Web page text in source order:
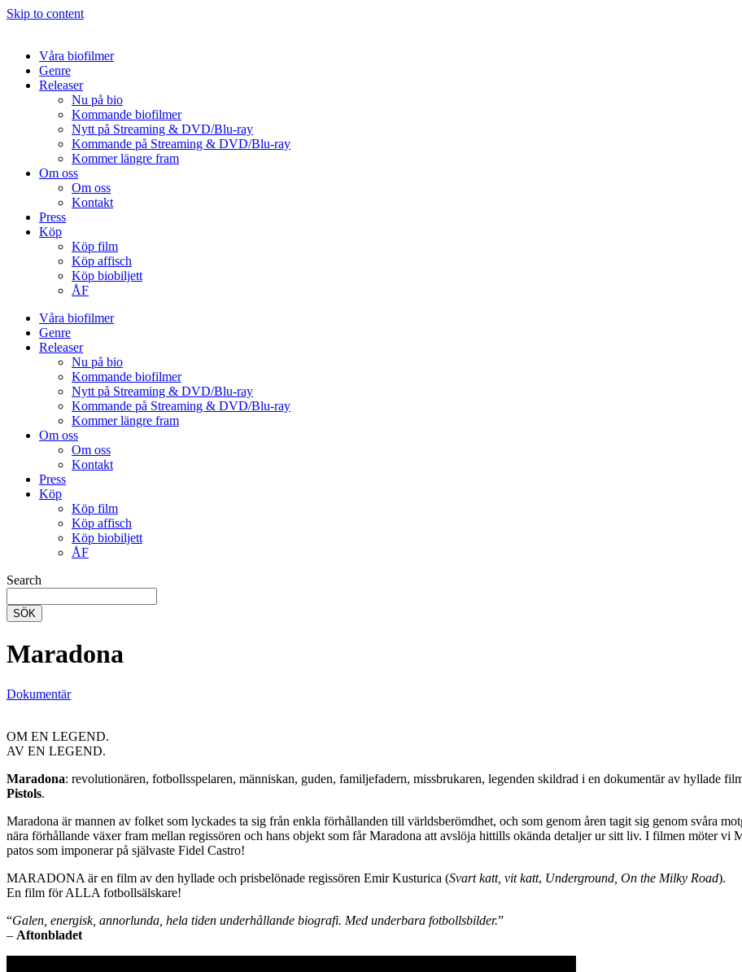
Skip to content
Våra biofilmer
Genre
Releaser
Nu på bio
Kommande biofilmer
Nytt på Streaming & DVD/Blu-ray
Kommande på Streaming & DVD/Blu-ray
Kommer längre fram
Om oss
Om oss
Kontakt
Press
Köp
Köp film
Köp affisch
Köp biobiljett
ÅF
Våra biofilmer
Genre
Releaser
Nu på bio
Kommande biofilmer
Nytt på Streaming & DVD/Blu-ray
Kommande på Streaming & DVD/Blu-ray
Kommer längre fram
Om oss
Om oss
Kontakt
Press
Köp
Köp film
Köp affisch
Köp biobiljett
ÅF
Search
SÖK
Maradona
Dokumentär
OM EN LEGEND.
AV EN LEGEND.
Maradona: revolutionären, fotbollsspelaren, människan, guden, familjefadern, missbrukaren, legenden skildrad i en dokumentär av hyllade
Pistols.
Maradona är mannen av folket som lyckades ta sig från enkla förhållanden till världsberömdhet, och som genom åren tagit sig genom svåra
nära förhållande växer fram mellan regissören och hans objekt som får Maradona att avslöja hittills okända detaljer ur sitt liv. I filmen möter vi
patos som imponerar på självaste Fidel Castro!
MARADONA är en film av den hyllade och prisbelönade regissören Emir Kusturica (Svart katt, vit katt, Underground, On the Milky Road).
En film för ALLA fotbollsälskare!
“Galen, energisk, annorlunda, hela tiden underhållande biografi. Med underbara fotbollsbilder.”
– Aftonbladet